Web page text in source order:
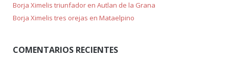
Borja Ximelis triunfador en Autlan de la Grana
Borja Ximelis tres orejas en Mataelpino
COMENTARIOS RECIENTES